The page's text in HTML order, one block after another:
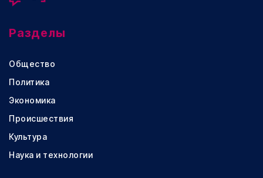
Разделы
Общество
Политика
Экономика
Происшествия
Культура
Наука и технологии